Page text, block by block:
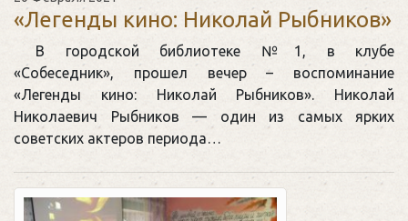
«Легенды кино: Николай Рыбников»
В городской библиотеке №1, в клубе
«Собеседник», прошел вечер – воспоминание
«Легенды кино: Николай Рыбников». Николай
Николаевич Рыбников — один из самых ярких
советских актеров периода…